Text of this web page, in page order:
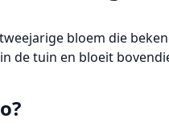
tweejarige bloem die
de tuin en bloeit